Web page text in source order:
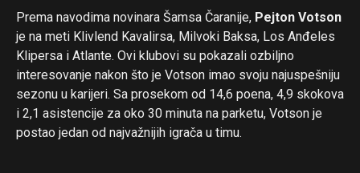
Prema navodima novinara Šamsa Čaranije, Pejton Votson
je na meti Klivlend Kavalirsa, Milvoki Baksa, Los Anđeles
Klipersa i Atlante. Ovi klubovi su pokazali ozbiljno
interesovanje nakon što je Votson imao svoju najuspešniju
sezonu u karijeri. Sa prosekom od 14,6 poena, 4,9 skokova
i 2,1 asistencije za oko 30 minuta na parketu, Votson je
postao jedan od najvažnijih igrača u timu.